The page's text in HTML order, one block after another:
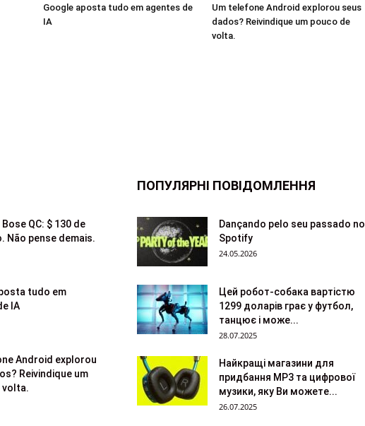
Google aposta tudo em agentes de
IA
Um telefone Android explorou seus
dados? Reivindique um pouco de
volta.
QC: $ 130 de
Não pense demais.
tudo em
IA
Android explorou
Reivindique um
volta.
ПОПУЛЯРНІ ПОВІДОМЛЕННЯ
Dançando pelo seu passado no
Spotify
24.05.2026
Цей робот-собака вартістю
1299 доларів грає у футбол,
танцює і може...
28.07.2025
Найкращі магазини для
придбання MP3 та цифрової
музики, яку Ви можете...
26.07.2025